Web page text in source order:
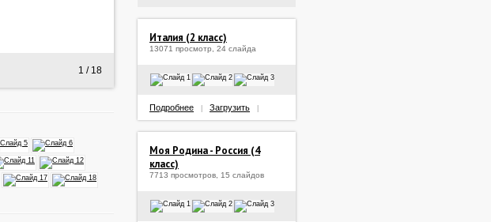
1 / 18
Италия (2 класс)
13071 просмотр, 24 слайда
Подробнее Загрузить
Моя Родина - Россия (4
класс)
7713 просмотров, 15 слайдов